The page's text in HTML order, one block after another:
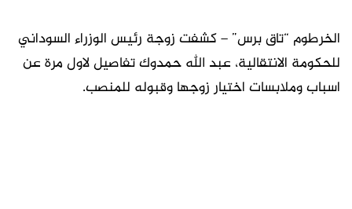
الخرطوم “تاق برس” – كشفت زوجة رئيس الوزراء السوداني
للحكومة الانتقالية، عبد الله حمدوك تفاصيل لاول مرة عن
اسباب وملابسات اختيار زوجها وقبوله للمنصب.